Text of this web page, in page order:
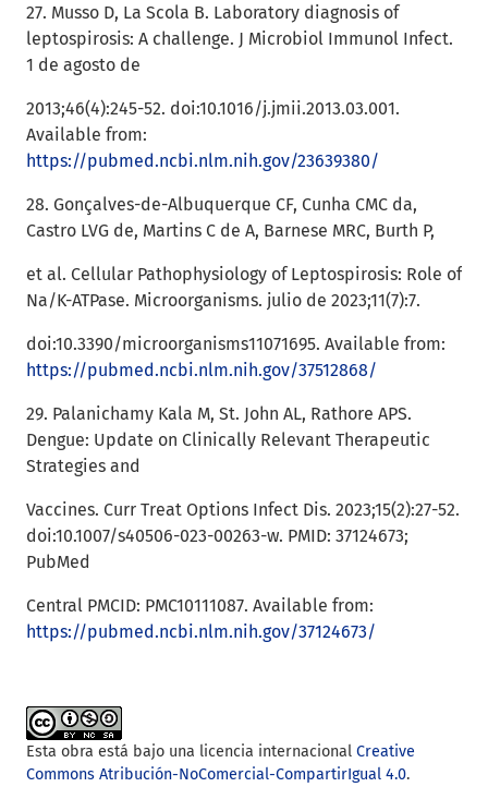
27. Musso D, La Scola B. Laboratory diagnosis of
leptospirosis: A challenge. J Microbiol Immunol Infect.
1 de agosto de
2013;46(4):245-52. doi:10.1016/j.jmii.2013.03.001.
Available from:
https://pubmed.ncbi.nlm.nih.gov/23639380/
28. Gonçalves-de-Albuquerque CF, Cunha CMC da,
Castro LVG de, Martins C de A, Barnese MRC, Burth P,
et al. Cellular Pathophysiology of Leptospirosis: Role of
Na/K-ATPase. Microorganisms. julio de 2023;11(7):7.
doi:10.3390/microorganisms11071695. Available from:
https://pubmed.ncbi.nlm.nih.gov/37512868/
29. Palanichamy Kala M, St. John AL, Rathore APS.
Dengue: Update on Clinically Relevant Therapeutic
Strategies and
Vaccines. Curr Treat Options Infect Dis. 2023;15(2):27-52.
doi:10.1007/s40506-023-00263-w. PMID: 37124673;
PubMed
Central PMCID: PMC10111087. Available from:
https://pubmed.ncbi.nlm.nih.gov/37124673/
Esta obra está bajo una licencia internacional Creative
Commons Atribución-NoComercial-CompartirIgual 4.0.